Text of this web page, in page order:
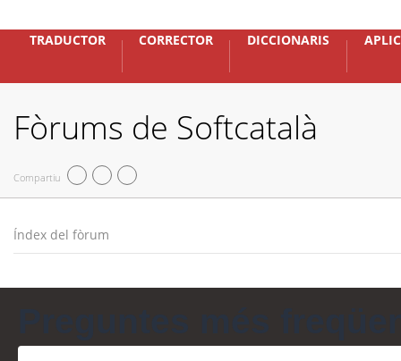
TRADUCTOR CORRECTOR DICCIONARIS
Fòrums de Softcatalà
Compartiu
Índex del fòrum